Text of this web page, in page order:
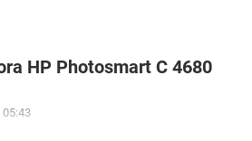
HP Photosmart C 4680
05:43